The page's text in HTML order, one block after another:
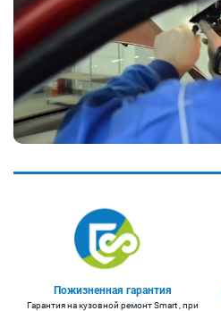
Пожизненная гарантия
Гарантия на кузовной ремонт Smart , при